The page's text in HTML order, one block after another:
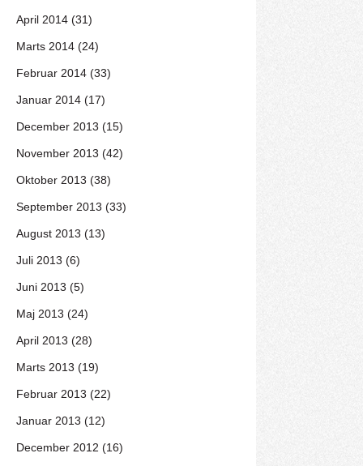
April 2014 (31)
Marts 2014 (24)
Februar 2014 (33)
Januar 2014 (17)
December 2013 (15)
November 2013 (42)
Oktober 2013 (38)
September 2013 (33)
August 2013 (13)
Juli 2013 (6)
Juni 2013 (5)
Maj 2013 (24)
April 2013 (28)
Marts 2013 (19)
Februar 2013 (22)
Januar 2013 (12)
December 2012 (16)